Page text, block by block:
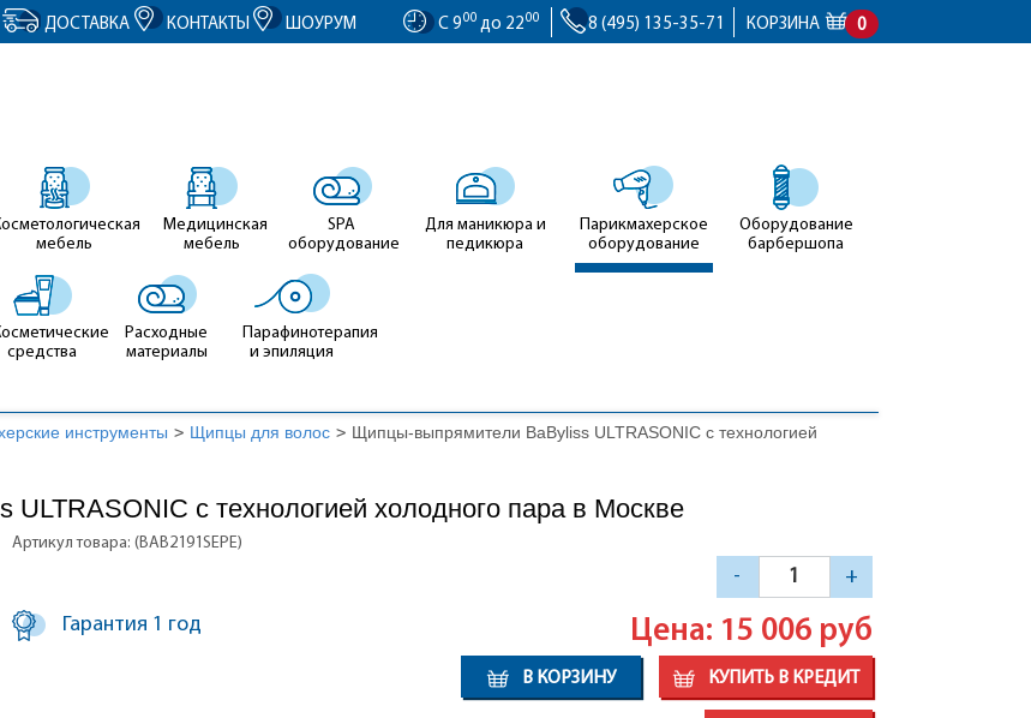
= clientID; });
ДОСТАВКА КОНТАКТЫ ШОУРУМ С 900 до 2200 8 (495) 135-35-71 КОРЗИНА 0
мебель
Медицинская
мебель
SPA
оборудование
Для маникюра и
педикюра
Парикмахерское
оборудование
Оборудование
барбершопа
средства
Расходные
материалы
Парафинотерапия
и эпиляция
инструменты > Щипцы для волос > Щипцы-выпрямители BaByliss ULTRASONIC с технологией
с технологией холодного пара в Москве
Артикул товара: (BAB2191SEPE)
- +
Гарантия 1 год Цена: 15 006 руб
В КОРЗИНУ КУПИТЬ В КРЕДИТ